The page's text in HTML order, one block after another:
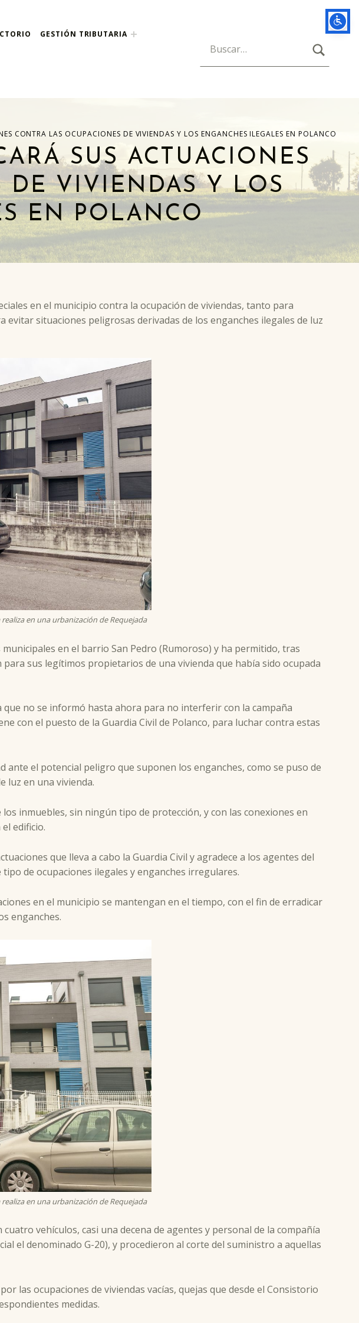
GESTIÓN TRIBUTARIA
Búsqueda para:
CONTRA LAS OCUPACIONES DE VIVIENDAS Y LOS ENGANCHES ILEGALES EN POLANCO
SUS ACTUACIONES
DE VIVIENDAS Y LOS
EN POLANCO
en el municipio contra la ocupación de viviendas, tanto para
situaciones peligrosas derivadas de los enganches ilegales de luz
en una urbanización de Requejada
en el barrio San Pedro (Rumoroso) y ha permitido, tras
sus legítimos propietarios de una vivienda que había sido ocupada
que no se informó hasta ahora para no interferir con la campaña
con el puesto de la Guardia Civil de Polanco, para luchar contra estas
ante el potencial peligro que suponen los enganches, como se puso de
luz en una vivienda.
inmuebles, sin ningún tipo de protección, y con las conexiones en
edificio.
que lleva a cabo la Guardia Civil y agradece a los agentes del
de ocupaciones ilegales y enganches irregulares.
en el municipio se mantengan en el tiempo, con el fin de erradicar
enganches.
en una urbanización de Requejada
vehículos, casi una decena de agentes y personal de la compañía
el denominado G-20), y procedieron al corte del suministro a aquellas
las ocupaciones de viviendas vacías, quejas que desde el Consistorio
medidas.